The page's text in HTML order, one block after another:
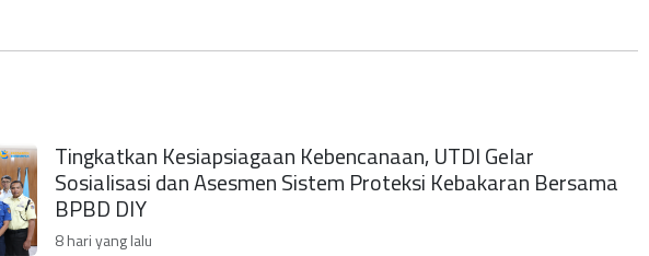
Tingkatkan Kesiapsiagaan Kebencanaan, UTDI Gelar
Sosialisasi dan Asesmen Sistem Proteksi Kebakaran Bersama
BPBD DIY
8 hari yang lalu